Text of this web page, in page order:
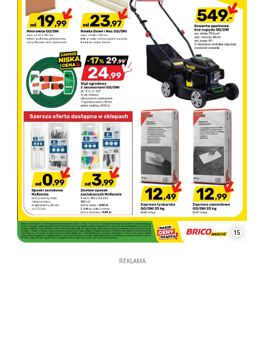
15
REKLAMA